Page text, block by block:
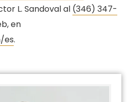
L. Sandoval al (346) 347-
en
es.